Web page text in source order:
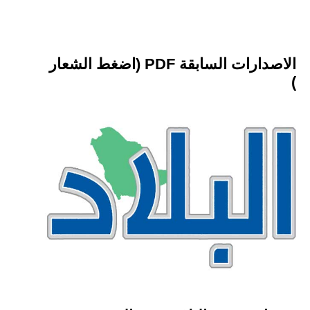
الاصدارات السابقة PDF (اضغط الشعار
)